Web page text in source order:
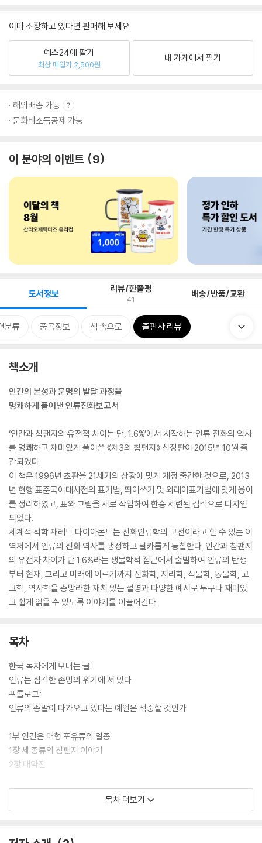
이미 소장하고 있다면 판매해 보세요.
예스24에 팔기
최상 매입가 2,500원
내 가게에서 팔기
해외배송 가능
문화비소득공제 가능
이 분야의 이벤트 9
도서정보 리뷰/한줄평
41 배송/반품/교환
분류 품목정보 책 속으로 출판사 리뷰
책소개
인간의 본성과 문명의 발달 과정을
명쾌하게 풀어낸 인류진화보고서
‘인간과 침팬지의 유전적 차이는 단, 1.6%’에서 시작하는 인류 진화의 역사
를 명쾌하고 재미있게 풀어쓴 《제3의 침팬지》 신장판이 2015년 10월 출
간되었다.
이 책은 1996년 초판을 21세기의 상황에 맞게 개정 출간한 것으로, 2013
년 현행 표준국어대사전의 표기법, 띄어쓰기 및 외래어표기법에 맞게 용어
를 정리하였고, 표와 그림을 새로 작업하여 한층 세련된 감각으로 디자인
되었다.
세계적 석학 재레드 다이아몬드는 진화인류학의 고전이라고 할 수 있는 이
역저에서 인류의 진화 역사를 냉정하고 날카롭게 통찰한다. 인간과 침팬지
의 유전자 차이가 단 1.6%라는 생물학적 접근에서 출발하여 인류의 탄생
부터 현재, 그리고 미래에 이르기까지 진화학, 지리학, 식물학, 동물학, 고
고학, 역사학을 총망라한 재치 있는 설명과 다양한 예시로 누구나 재미있
고 쉽게 읽을 수 있도록 이야기를 이끌어간다.
목차
한국 독자에게 보내는 글:
인류는 심각한 존망의 위기에 서 있다
프롤로그:
인류의 종말이 다가오고 있다는 예언은 적중할 것인가
1부 인간은 대형 포유류의 일종
1장 세 종류의 침팬지 이야기
2장 대약진
2부 신기한 라이프사이클을 가진 동물
목차 더보기